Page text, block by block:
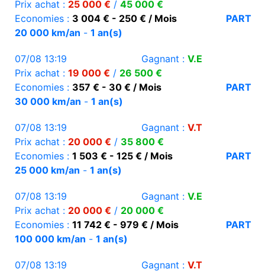
Prix achat : 25 000 € / 45 000 €
Economies : 3 004 € - 250 € / Mois
PART
20 000 km/an - 1 an(s)
07/08 13:19 Gagnant : V.E
Prix achat : 19 000 € / 26 500 €
Economies : 357 € - 30 € / Mois
PART
30 000 km/an - 1 an(s)
07/08 13:19 Gagnant : V.T
Prix achat : 20 000 € / 35 800 €
Economies : 1 503 € - 125 € / Mois
PART
25 000 km/an - 1 an(s)
07/08 13:19 Gagnant : V.E
Prix achat : 20 000 € / 20 000 €
Economies : 11 742 € - 979 € / Mois
PART
100 000 km/an - 1 an(s)
07/08 13:19 Gagnant : V.T